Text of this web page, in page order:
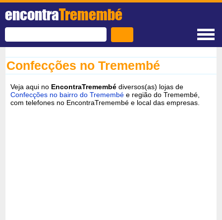
encontraTremembé
Confecções no Tremembé
Veja aqui no EncontraTremembé diversos(as) lojas de
Confecções no bairro do Tremembé e região do Tremembé,
com telefones no EncontraTremembé e local das empresas.